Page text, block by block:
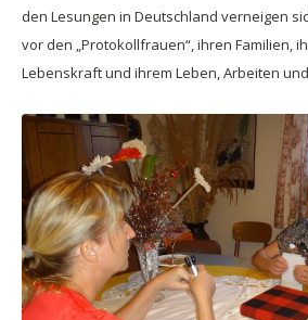
den Lesungen in Deutschland verneigen
vor den „Protokollfrauen“, ihren Familien,
Lebenskraft und ihrem Leben, Arbeiten